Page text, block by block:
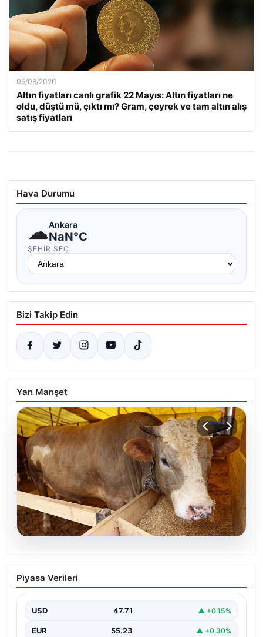
05/08/2026
Altın fiyatları canlı grafik 22 Mayıs: Altın fiyatları ne
oldu, düştü mü, çıktı mı? Gram, çeyrek ve tam altın alış
satış fiyatları
Hava Durumu
☁Ankara
NaN°C
ŞEHIR SEÇ
Bizi Takip Edin
Yan Manşet
06.08.2026
Kurbanlık fiyatları il il sorgulama ekranı
2026: Büyükbaş ve küçükbaş canlı kilo
ve tüm illerin kurbanlık fiyatları
Piyasa Verileri
USD 47.71 ▲ +0.15%
EUR 55.23 ▲ +0.30%